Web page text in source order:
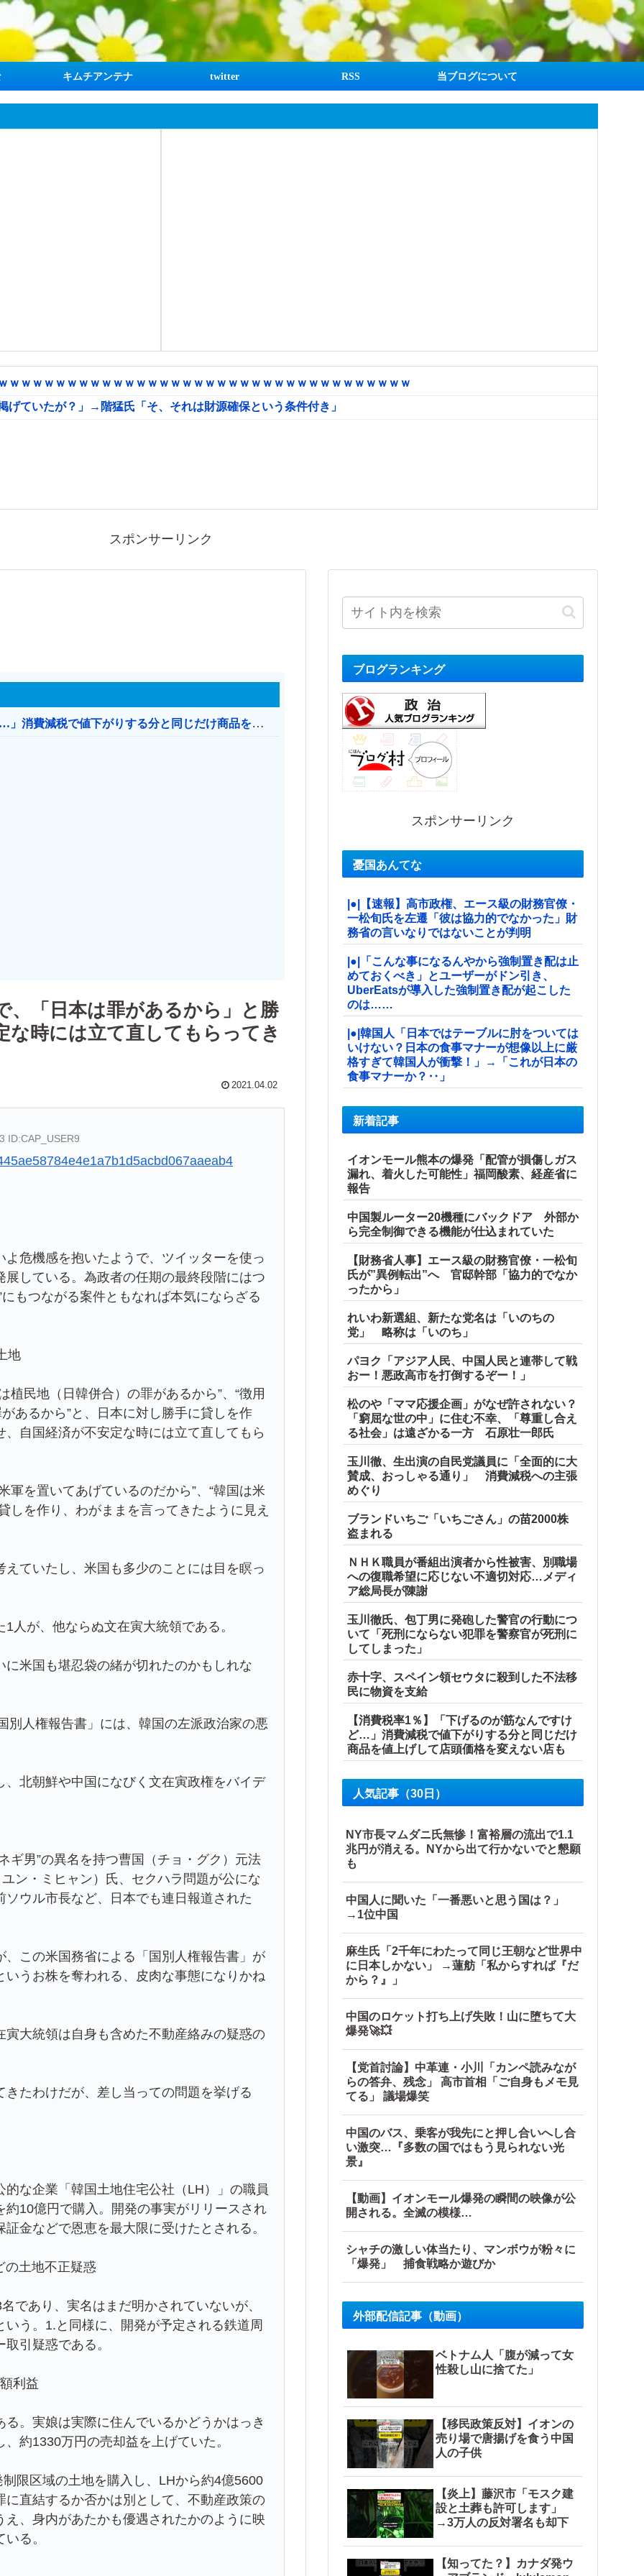
キムチアンテナ twitter RSS 当ブログについて
ｗｗｗｗｗｗｗｗｗｗｗｗｗｗｗｗｗｗｗｗｗｗｗｗｗｗｗｗｗｗｗｗｗｗ
ていたが？」→階猛氏「そ、それは財源確保という条件付き」
スポンサーリンク
【消費税率1％】 「下げるのが筋なんですけど…」消費減税で値下がりする分と同じだけ商品を値上げして店頭価格を変えない店も
、「日本は罪があるから」と勝
な時には立て直してもらってき
2021.04.02
ID:CAP_USER9
危機感を抱いたようで、ツイッターを使っ
している。為政者の任期の最終段階にはつ
もつながる案件ともなれば本気にならざる
地
民地（日韓併合）の罪があるから”、“徴用
あるから”と、日本に対し勝手に貸しを作
自国経済が不安定な時には立て直してもら
を置いてあげているのだから”、“韓国は米
しを作り、わがままを言ってきたように見え
ていたし、米国も多少のことには目を瞑っ
が、他ならぬ文在寅大統領である。
米国も堪忍袋の緒が切れたのかもしれな
人権報告書」には、韓国の左派政治家の悪
北朝鮮や中国になびく文在寅政権をバイデ
男”の異名を持つ曹国（チョ・グク）元法
ン・ミヒャン）氏、セクハラ問題が公にな
ウル市長など、日本でも連日報道された
この米国務省による「国別人権報告書」が
うお株を奪われる、皮肉な事態になりかね
大統領は自身も含めた不動産絡みの疑惑の
たわけだが、差し当っての問題を挙げる
な企業「韓国土地住宅公社（LH）」の職員
10億円で購入。開発の事実がリリースされ
金などで恩恵を最大限に受けたとされる。
の土地不正疑惑
あり、実名はまだ明かされていないが、
う。1.と同様に、開発が予定される鉄道周
引疑惑である。
利益
。実娘は実際に住んでいるかどうかはっき
約1330万円の売却益を上げていた。
限区域の土地を購入し、LHから約4億5600
直結するか否かは別として、不動産政策の
、身内があたかも優遇されたかのように映
る。
ブログランキング
スポンサーリンク
憂国あんてな
|●|【速報】高市政権、エース級の財務官僚・
一松旬氏を左遷「彼は協力的でなかった」財
務省の言いなりではないことが判明
|●|「こんな事になるんやから強制置き配は止
めておくべき」とユーザーがドン引き、
UberEatsが導入した強制置き配が起こした
のは……
|●|韓国人「日本ではテーブルに肘をついては
いけない？日本の食事マナーが想像以上に厳
格すぎて韓国人が衝撃！」→「これが日本の
食事マナーか？‥」
新着記事
イオンモール熊本の爆発「配管が損傷しガス
漏れ、着火した可能性」福岡酸素、経産省に
報告
中国製ルーター20機種にバックドア 外部か
ら完全制御できる機能が仕込まれていた
【財務省人事】エース級の財務官僚・一松旬
氏が”異例転出”へ 官邸幹部「協力的でなか
ったから」
れいわ新選組、新たな党名は「いのちの
党」 略称は「いのち」
パヨク「アジア人民、中国人民と連帯して戦
おー！悪政高市を打倒するぞー！」
松のや「ママ応援企画」がなぜ許されない？
「窮屈な世の中」に住む不幸、「尊重し合え
る社会」は遠ざかる一方 石原壮一郎氏
玉川徹、生出演の自民党議員に「全面的に大
賛成、おっしゃる通り」 消費減税への主張
めぐり
ブランドいちご「いちごさん」の苗2000株
盗まれる
ＮＨＫ職員が番組出演者から性被害、別職場
への復職希望に応じない不適切対応…メディ
ア総局長が陳謝
玉川徹氏、包丁男に発砲した警官の行動につ
いて「死刑にならない犯罪を警察官が死刑に
してしまった」
赤十字、スペイン領セウタに殺到した不法移
民に物資を支給
【消費税率1％】「下げるのが筋なんですけ
ど…」消費減税で値下がりする分と同じだけ
商品を値上げして店頭価格を変えない店も
人気記事（30日）
NY市長マムダニ氏無惨！富裕層の流出で1.1
兆円が消える。NYから出て行かないでと懇願
も
中国人に聞いた「一番悪いと思う国は？」
→1位中国
麻生氏「2千年にわたって同じ王朝など世界中
に日本しかない」 →蓮舫「私からすれば『だ
から？』」
中国のロケット打ち上げ失敗！山に堕ちて大
爆発🚀💥
【党首討論】中革連・小川「カンペ読みなが
らの答弁、残念」 高市首相「ご自身もメモ見
てる」 議場爆笑
中国のバス、乗客が我先にと押し合いへし合
い激突…『多数の国ではもう見られない光
景』
【動画】イオンモール爆発の瞬間の映像が公
開される。全滅の模様…
シャチの激しい体当たり、マンボウが粉々に
「爆発」 捕食戦略か遊びか
外部配信記事（動画）
ベトナム人「腹が減って女
性殺し山に捨てた」
【移民政策反対】イオンの
売り場で唐揚げを食う中国
人の子供
【炎上】藤沢市「モスク建
設と土葬も許可します」
→3万人の反対署名も却下
【知ってた？】カナダ発ウ